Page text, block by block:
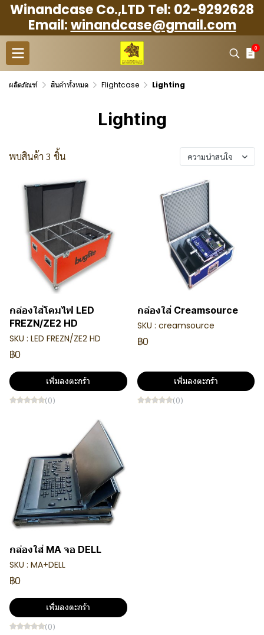
Winandcase Co.,LTD Tel: 02-9292628
Email:winandcase@gmail.com
0
ผลิตภัณฑ์ สินค้าทั้งหมด Flightcase Lighting
Lighting
พบสินค้า 3 ชิ้น ความน่าสนใจ
กล่องใส่โคมไฟ LED
FREZN/ZE2 HD
SKU : LED FREZN/ZE2 HD
฿0
เพิ่มลงตะกร้า
(0)
กล่องใส่ Creamsource
SKU : creamsource
฿0
เพิ่มลงตะกร้า
(0)
กล่องใส่ MA จอ DELL
SKU : MA+DELL
฿0
เพิ่มลงตะกร้า
(0)